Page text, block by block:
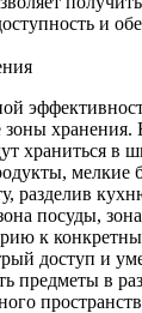
и
хранения.
храниться в
мелкие
разделив
посуды,
к
доступ и
предметы в